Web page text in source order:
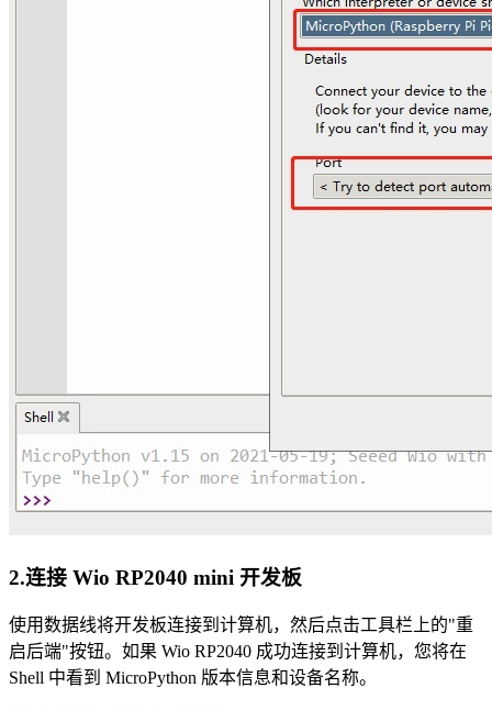
2.连接 Wio RP2040 mini 开发板
使用数据线将开发板连接到计算机，然后点击工具栏上的"重
启后端"按钮。如果 Wio RP2040 成功连接到计算机，您将在
Shell 中看到 MicroPython 版本信息和设备名称。